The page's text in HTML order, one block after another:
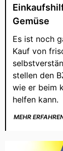
Gemüse
Es ist noch
Kauf von
stellen den
wie er beim
helfen kann.
MEHR